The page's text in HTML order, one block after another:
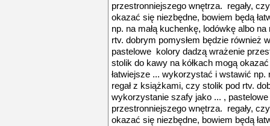
przestronniejszego wnętrza. regały,
okazać się niezbędne, bowiem będą
np. na małą kuchenkę, lodówkę albo
rtv. dobrym pomysłem będzie również
pastelowe kolory dadzą wrażenie
stolik do kawy na kółkach mogą
łatwiejsze ... wykorzystać i wstawić np.
regał z książkami, czy stolik pod rtv.
wykorzystanie szafy jako ... ,
przestronniejszego wnętrza. regały,
okazać się niezbędne, bowiem będą